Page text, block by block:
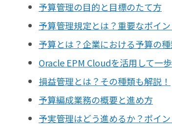
予算管理の目的と目標のたて方
予算管理規定とは？重要なポイン
予算とは？企業における予算の
Oracle EPM Cloudを活用して一
損益管理とは？その種類も解説！
予算編成業務の概要と進め方
予実管理はどう進めるか？ポイ